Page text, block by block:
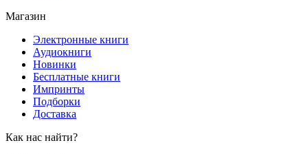
Магазин
Электронные книги
Аудиокниги
Новинки
Бесплатные книги
Импринты
Подборки
Доставка
Как нас найти?